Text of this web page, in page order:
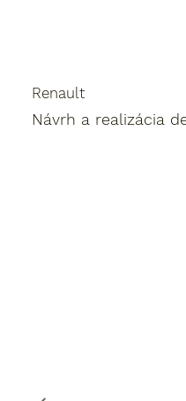
Renault
Návrh a realizácia